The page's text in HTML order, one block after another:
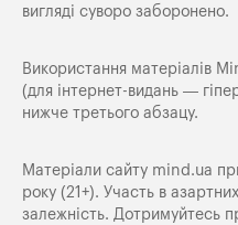
вигляді суворо заборонено.
Використання матеріалів
(для інтернет-видань —
нижче третього абзацу.
Матеріали сайту mind.ua
року (21+). Участь в
залежність. Дотримуйтесь